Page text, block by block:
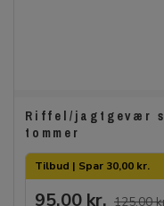
Riffel/jagtgevær
tommer
Tilbud | Spar 30,00 kr.
95,00 kr. 125,00